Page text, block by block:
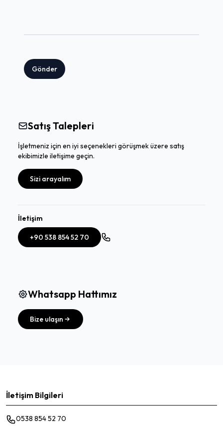
Gönder
Satış Talepleri
İşletmeniz için en iyi seçenekleri görüşmek üzere satış
ekibimizle iletişime geçin.
Sizi arayalım
İletişim
+90 538 854 52 70
Whatsapp Hattımız
Bize ulaşın
İletişim Bilgileri
0538 854 52 70